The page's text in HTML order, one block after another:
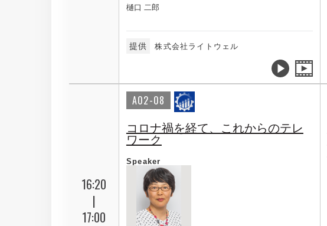
樋口 二郎
提供 株式会社ライトウェル
16:20
|
17:00
A02-08
コロナ禍を経て、これからのテレ
ワーク
Speaker